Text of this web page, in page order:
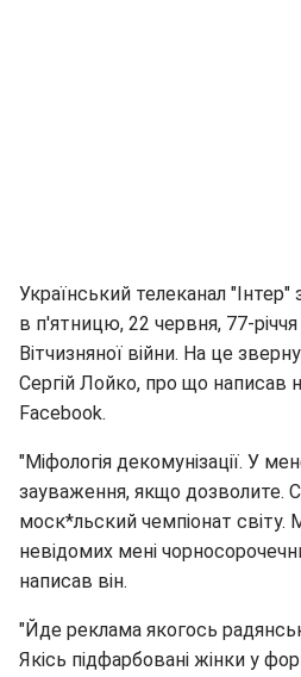
Український телеканал "Інтер"
в п'ятницю, 22 червня, 77-
Вітчизняної війни. На це
Сергій Лойко, про що написав
Facebook.
"Міфологія декомунізації. У
зауваження, якщо дозволите.
моск*льский чемпіонат світу.
невідомих мені
написав він.
"Йде реклама якогось
Якісь підфарбовані жінки у